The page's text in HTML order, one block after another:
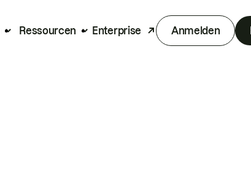
Ressourcen Enterprise Anmelden